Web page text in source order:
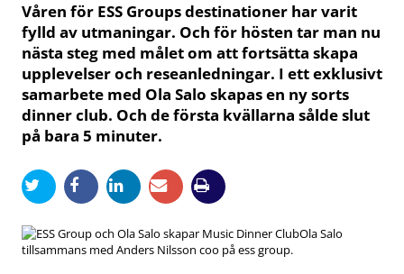
Våren för ESS Groups destinationer har varit
fylld av utmaningar. Och för hösten tar man nu
nästa steg med målet om att fortsätta skapa
upplevelser och reseanledningar. I ett exklusivt
samarbete med Ola Salo skapas en ny sorts
dinner club. Och de första kvällarna sålde slut
på bara 5 minuter.
Ola Salo
tillsammans med Anders Nilsson coo på ess group.